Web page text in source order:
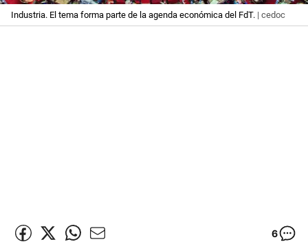
Industria. El tema forma parte de la agenda económica del FdT. | cedoc
6